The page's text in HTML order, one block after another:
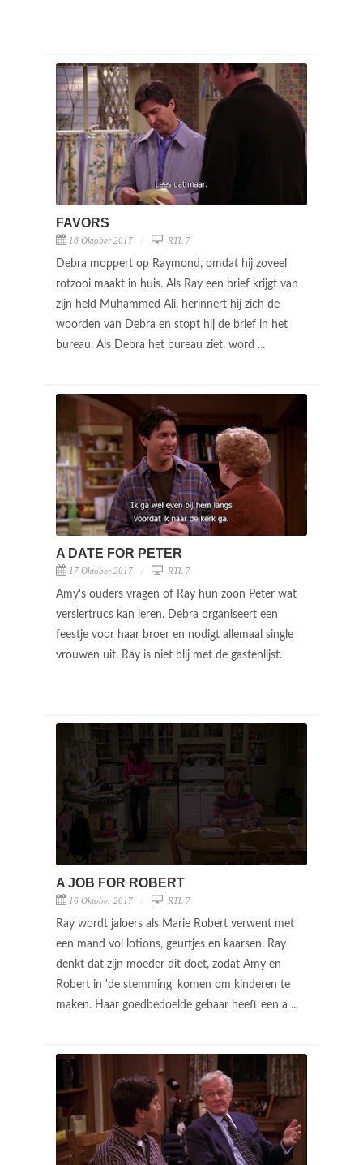
FAVORS
18 Oktober 2017 RTL 7
Debra moppert op Raymond, omdat hij zoveel
rotzooi maakt in huis. Als Ray een brief krijgt van
zijn held Muhammed Ali, herinnert hij zich de
woorden van Debra en stopt hij de brief in het
bureau. Als Debra het bureau ziet, word ...
A DATE FOR PETER
17 Oktober 2017 RTL 7
Amy's ouders vragen of Ray hun zoon Peter wat
versiertrucs kan leren. Debra organiseert een
feestje voor haar broer en nodigt allemaal single
vrouwen uit. Ray is niet blij met de gastenlijst.
A JOB FOR ROBERT
16 Oktober 2017 RTL 7
Ray wordt jaloers als Marie Robert verwent met
een mand vol lotions, geurtjes en kaarsen. Ray
denkt dat zijn moeder dit doet, zodat Amy en
Robert in 'de stemming' komen om kinderen te
maken. Haar goedbedoelde gebaar heeft een a ...